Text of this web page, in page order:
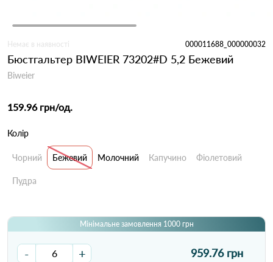
Немає в наявності 000011688_000000032
Бюстгальтер BIWEIER 73202#D 5,2 Бежевий
Biweier
159.96 грн/од.
Колір
Чорний Бежевий Молочний Капучино Фіолетовий
Пудра
Мінімальне замовлення 1000 грн
- + 959.76 грн